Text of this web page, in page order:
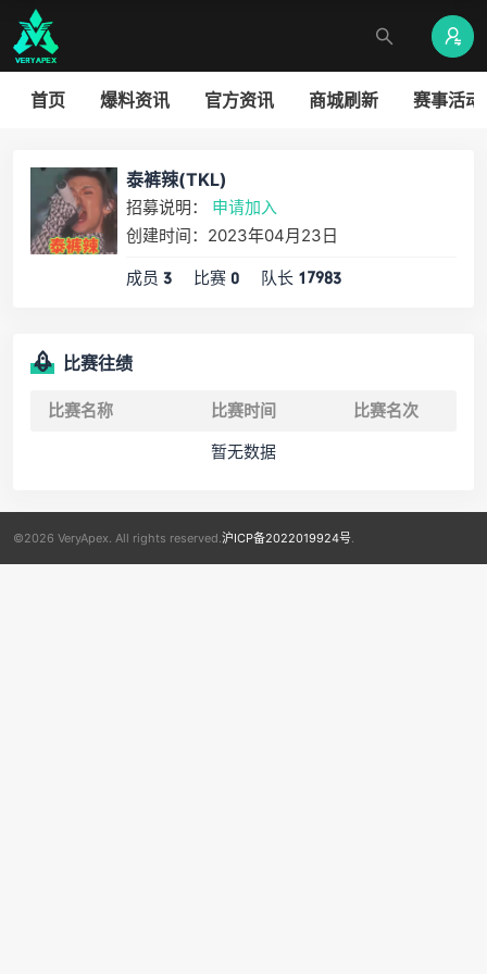
首页 爆料资讯 官方资讯 商城刷新 赛事活动
泰裤辣(TKL)
招募说明： 申请加入
创建时间：2023年04月23日
成员 3 比赛 0 队长 17983
比赛往绩
比赛名称 比赛时间
比赛名次
暂无数据
©2026 VeryApex. All rights reserved. 沪ICP备2022019924号